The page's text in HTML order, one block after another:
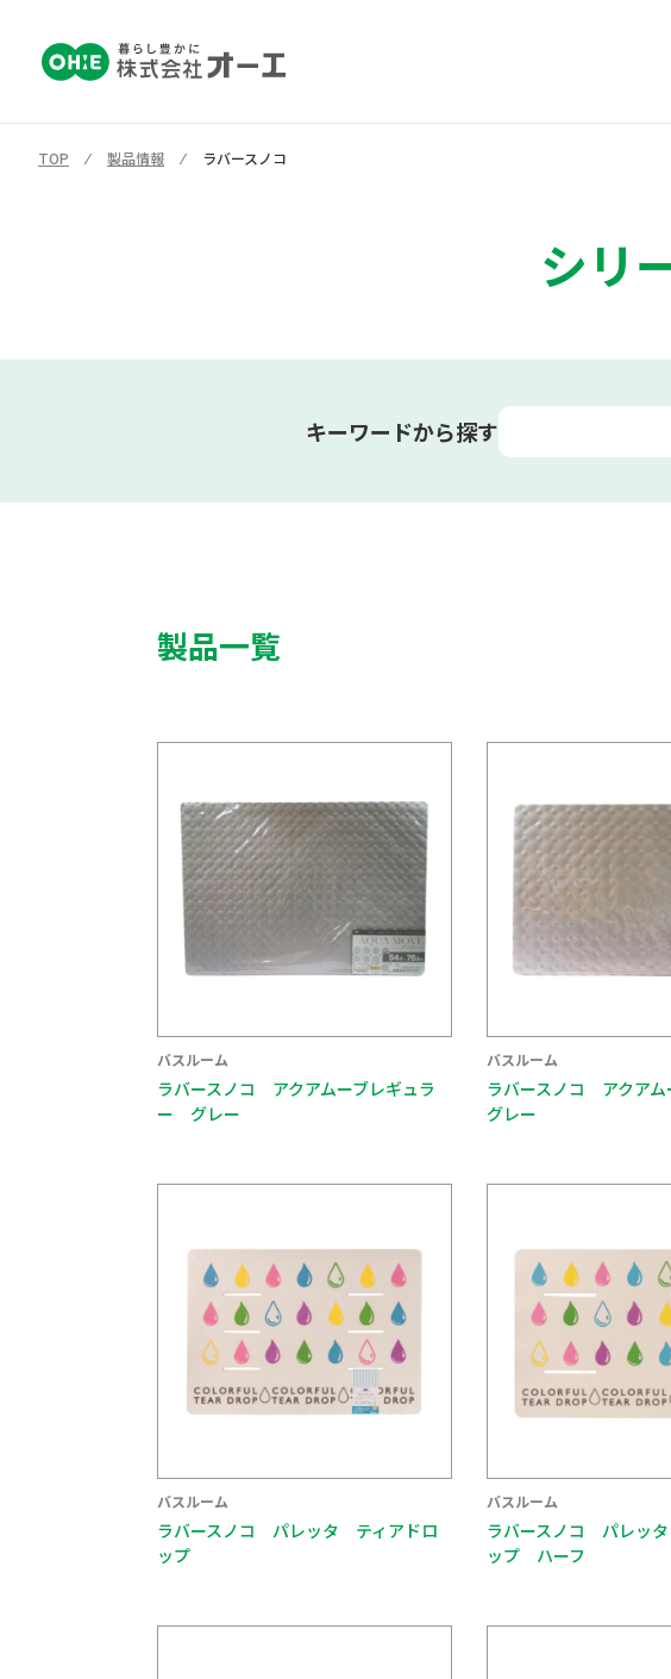
TOP ⁄ 製品情報 ⁄ ラバースノコ
シリ
キーワードから探す
製品一覧
バスルーム
ラバースノコ アクアムーブレギュラ
ー グレー
バスルーム
ラバースノコ アクア
グレー
バスルーム
ラバースノコ パレッタ ティアドロ
ップ
バスルーム
ラバースノコ パレッ
ップ ハーフ